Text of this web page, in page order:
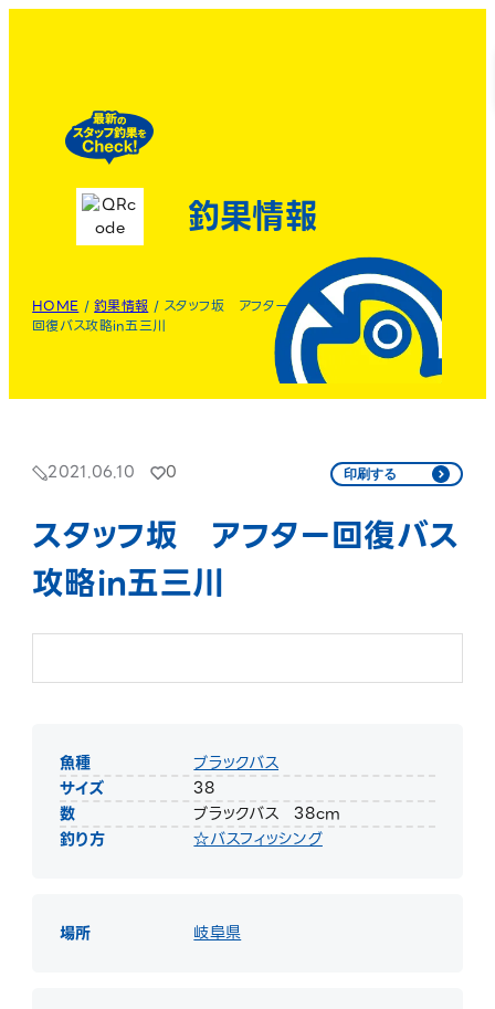
釣果情報
HOME /釣果情報 / スタッフ坂 アフター
回復バス攻略in五三川
2021.06.10 0 印刷する
スタッフ坂 アフター回復バス
攻略in五三川
魚種
ブラックバス
サイズ
38
数
ブラックバス 38cm
釣り方
☆バスフィッシング
場所 岐阜県